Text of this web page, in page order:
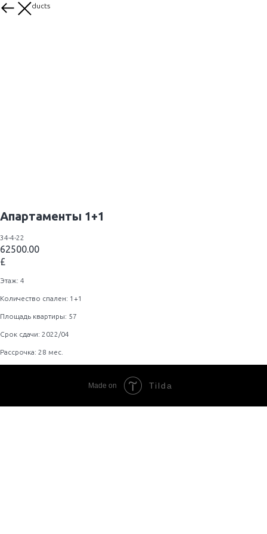
More products
Апартаменты 1+1
34-4-22
62500.00
£
Этаж: 4
Количество спален: 1+1
Площадь квартиры: 57
Срок сдачи: 2022/04
Рассрочка: 28 мес.
Made on Tilda